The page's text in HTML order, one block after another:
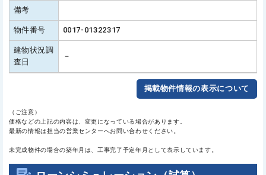
備考
物件番号 0017-01322317
建物状況調
査日
－
掲載物件情報の表示について
（ご注意）
価格などの上記の内容は、変更になっている場合があります。
最新の情報は担当の営業センターへお問い合わせください。
未完成物件の場合の築年月は、工事完了予定年月として表示しています。